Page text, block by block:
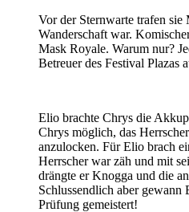
Vor der Sternwarte trafen
Wanderschaft war.
Mask Royale. Warum nur?
Betreuer des Festival Plazas
Elio brachte Chrys die
Chrys möglich, das
anzulocken. Für Elio brach
Herrscher war zäh und mit
drängte er Knogga und die
Schlussendlich aber
Prüfung gemeistert!